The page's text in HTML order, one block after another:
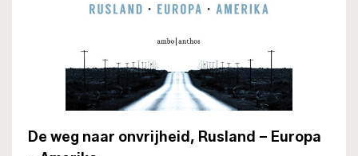
De weg naar onvrijheid, Rusland – Europa